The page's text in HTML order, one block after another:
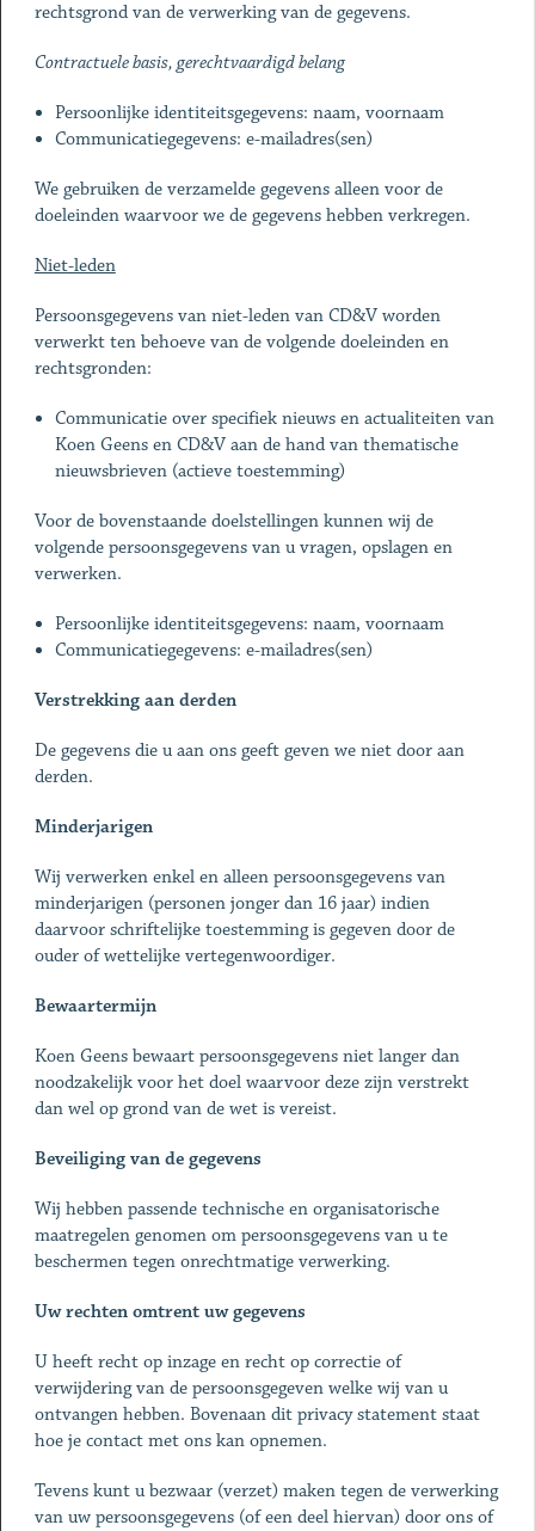
rechtsgrond van de verwerking van de gegevens.
Contractuele basis, gerechtvaardigd belang
Persoonlijke identiteitsgegevens: naam, voornaam
Communicatiegegevens: e-mailadres(sen)
We gebruiken de verzamelde gegevens alleen voor de
doeleinden waarvoor we de gegevens hebben verkregen.
Niet-leden
Persoonsgegevens van niet-leden van CD&V worden
verwerkt ten behoeve van de volgende doeleinden en
rechtsgronden:
Communicatie over specifiek nieuws en actualiteiten van
Koen Geens en CD&V aan de hand van thematische
nieuwsbrieven (actieve toestemming)
Voor de bovenstaande doelstellingen kunnen wij de
volgende persoonsgegevens van u vragen, opslagen en
verwerken.
Persoonlijke identiteitsgegevens: naam, voornaam
Communicatiegegevens: e-mailadres(sen)
Verstrekking aan derden
De gegevens die u aan ons geeft geven we niet door aan
derden.
Minderjarigen
Wij verwerken enkel en alleen persoonsgegevens van
minderjarigen (personen jonger dan 16 jaar) indien
daarvoor schriftelijke toestemming is gegeven door de
ouder of wettelijke vertegenwoordiger.
Bewaartermijn
Koen Geens bewaart persoonsgegevens niet langer dan
noodzakelijk voor het doel waarvoor deze zijn verstrekt
dan wel op grond van de wet is vereist.
Beveiliging van de gegevens
Wij hebben passende technische en organisatorische
maatregelen genomen om persoonsgegevens van u te
beschermen tegen onrechtmatige verwerking.
Uw rechten omtrent uw gegevens
U heeft recht op inzage en recht op correctie of
verwijdering van de persoonsgegeven welke wij van u
ontvangen hebben. Bovenaan dit privacy statement staat
hoe je contact met ons kan opnemen.
Tevens kunt u bezwaar (verzet) maken tegen de verwerking
van uw persoonsgegevens (of een deel hiervan) door ons of